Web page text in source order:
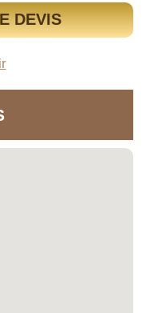
DEVIS